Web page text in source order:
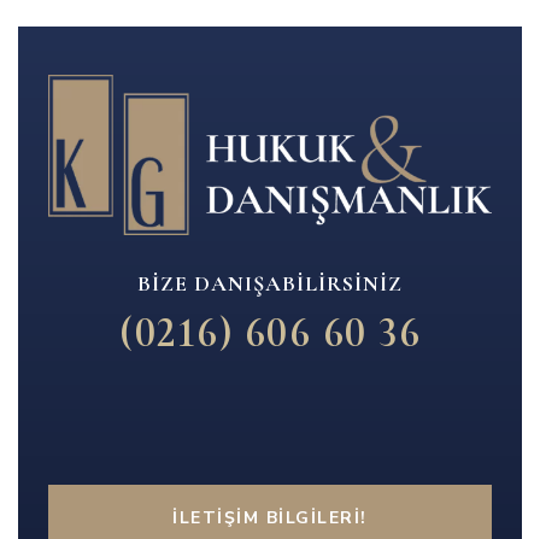
BIZE DANIŞABILIRSINIZ
(0216) 606 60 36
İLETIŞIM BILGILERI!